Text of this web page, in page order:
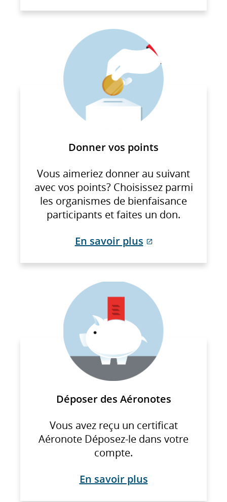
Donner vos points
Vous aimeriez donner au suivant
avec vos points? Choisissez parmi
les organismes de bienfaisance
participants et faites un don.
En savoir plus
Web
pourrait
ne
pas
respecter
les
matière
ou
les
Déposer des Aéronotes
Vous avez reçu un certificat
Aéronote Déposez-le dans votre
compte.
En savoir plus